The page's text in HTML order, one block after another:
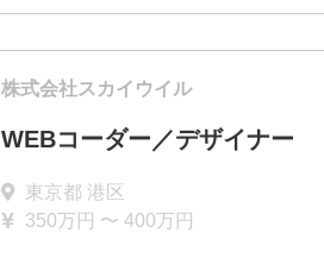
株式会社スカイウイル
WEBコーダー／デザイナー
東京都 港区
350万円 〜 400万円